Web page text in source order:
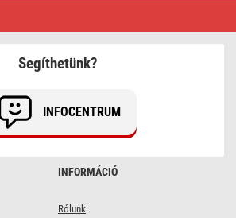
INFORMÁCIÓ
Rólunk
Segíthetünk?
INFOCENTRUM